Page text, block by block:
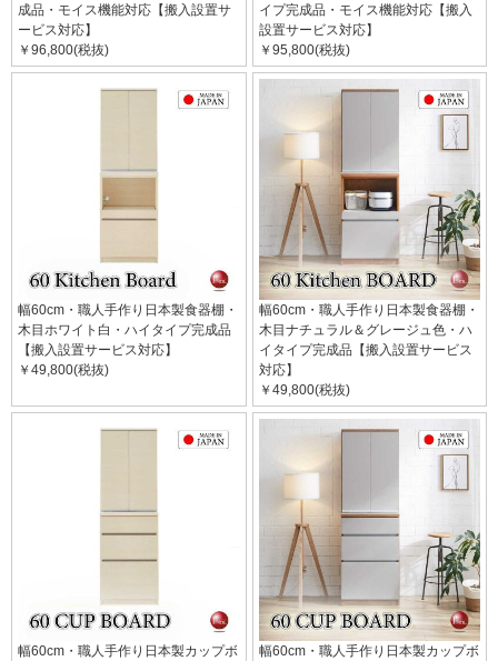
成品・モイス機能対応【搬入設置サ
ービス対応】
￥96,800(税抜)
イプ完成品・モイス機能対応【搬入
設置サービス対応】
￥95,800(税抜)
幅60cm・職人手作り日本製食器棚・
木目ホワイト白・ハイタイプ完成品
【搬入設置サービス対応】
￥49,800(税抜)
幅60cm・職人手作り日本製食器棚・
木目ナチュラル＆グレージュ色・ハ
イタイプ完成品【搬入設置サービス
対応】
￥49,800(税抜)
幅60cm・職人手作り日本製カップボ
幅60cm・職人手作り日本製カップボ